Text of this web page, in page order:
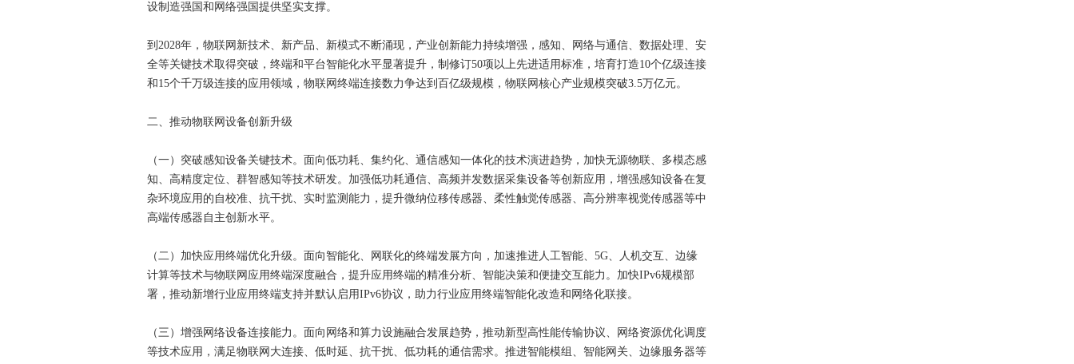
设制造强国和网络强国提供坚实支撑。
到2028年，物联网新技术、新产品、新模式不断涌现，产业创新能力持续增强，感知、网络与通信、数据处理、安
全等关键技术取得突破，终端和平台智能化水平显著提升，制修订50项以上先进适用标准，培育打造10个亿级连接
和15个千万级连接的应用领域，物联网终端连接数力争达到百亿级规模，物联网核心产业规模突破3.5万亿元。
二、推动物联网设备创新升级
（一）突破感知设备关键技术。面向低功耗、集约化、通信感知一体化的技术演进趋势，加快无源物联、多模态感
知、高精度定位、群智感知等技术研发。加强低功耗通信、高频并发数据采集设备等创新应用，增强感知设备在复
杂环境应用的自校准、抗干扰、实时监测能力，提升微纳位移传感器、柔性触觉传感器、高分辨率视觉传感器等中
高端传感器自主创新水平。
（二）加快应用终端优化升级。面向智能化、网联化的终端发展方向，加速推进人工智能、5G、人机交互、边缘
计算等技术与物联网应用终端深度融合，提升应用终端的精准分析、智能决策和便捷交互能力。加快IPv6规模部
署，推动新增行业应用终端支持并默认启用IPv6协议，助力行业应用终端智能化改造和网络化联接。
（三）增强网络设备连接能力。面向网络和算力设施融合发展趋势，推动新型高性能传输协议、网络资源优化调度
等技术应用，满足物联网大连接、低时延、抗干扰、低功耗的通信需求。推进智能模组、智能网关、边缘服务器等